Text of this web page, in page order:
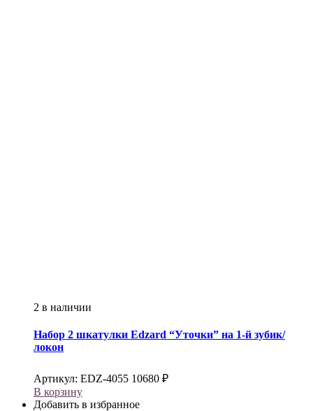
2 в наличии
Набор 2 шкатулки Edzard “Уточки” на 1-й зубик/
локон
Артикул: EDZ-4055 10680 ₽
В корзину
Добавить в избранное